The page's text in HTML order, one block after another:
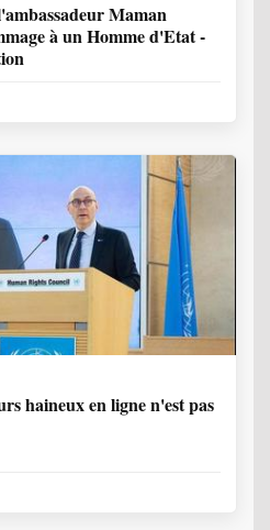
Maman
à un Homme d'Etat -
haineux en ligne n'est pas